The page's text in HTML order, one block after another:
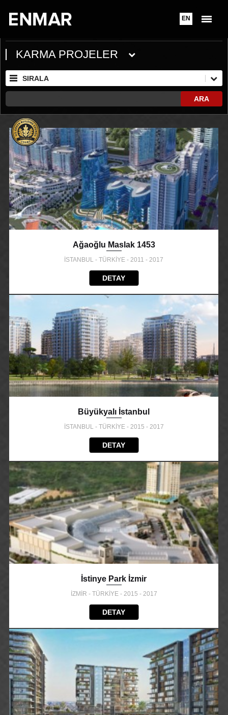
EN
KARMA PROJELER
SIRALA
ARA
Ağaoğlu Maslak 1453
İSTANBUL - TÜRKİYE - 2011 - 2017
DETAY
Büyükyalı İstanbul
İSTANBUL - TÜRKİYE - 2015 - 2017
DETAY
İstinye Park İzmir
İZMİR - TÜRKİYE - 2015 - 2017
DETAY